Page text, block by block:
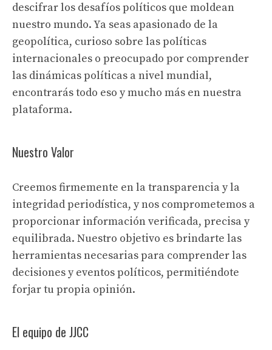
descifrar los desafíos políticos que moldean
nuestro mundo. Ya seas apasionado de la
geopolítica, curioso sobre las políticas
internacionales o preocupado por comprender
las dinámicas políticas a nivel mundial,
encontrarás todo eso y mucho más en nuestra
plataforma.
Nuestro Valor
Creemos firmemente en la transparencia y la
integridad periodística, y nos comprometemos a
proporcionar información verificada, precisa y
equilibrada. Nuestro objetivo es brindarte las
herramientas necesarias para comprender las
decisiones y eventos políticos, permitiéndote
forjar tu propia opinión.
El equipo de JJCC